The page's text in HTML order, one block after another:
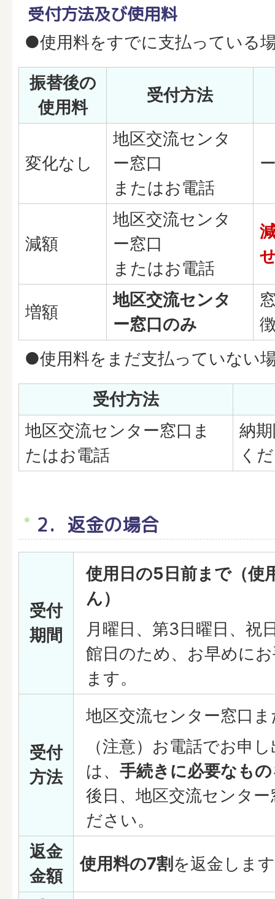
受付方法及び使用料
●使用料をすでに支払っている
振替後の
使用料
受付方法
変化なし
地区交流センタ
ー窓口
またはお電話
減額
地区交流センタ
ー窓口
またはお電話
増額
地区交流センタ
ー窓口のみ
●使用料をまだ支払っていない
受付方法
地区交流センター窓口ま
たはお電話
納
く
2．返金の場合
受付
期間
使用日の5日前まで（使
ん）
月曜日、第3日曜日、祝
館日のため、お早めに
ます。
受付
方法
地区交流センター窓口
（注意）お電話でお申
は、 手続きに必要なもの
後日、地区交流センタ
ださい。
返金
金額
使用料の7割 を返金しま